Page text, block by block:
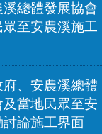
總體發展協會
眾至安農溪施工
府、安農溪總體
當地民眾至安
討論施工界面